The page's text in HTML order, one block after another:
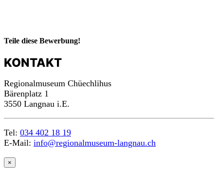
Teile diese Bewerbung!
KONTAKT
Regionalmuseum Chüechlihus
Bärenplatz 1
3550 Langnau i.E.
Tel: 034 402 18 19
E-Mail: info@regionalmuseum-langnau.ch
×